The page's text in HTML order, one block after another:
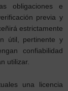
obligaciones e
previa y
estrictamente
útil, pertinente y
confiabilidad
utilizar.
una licencia